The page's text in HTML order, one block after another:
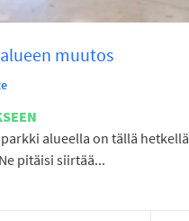
muutos
alueella on tällä hetkellä
pitäisi siirtää...
mukaan: Itäinen Seinäjoki